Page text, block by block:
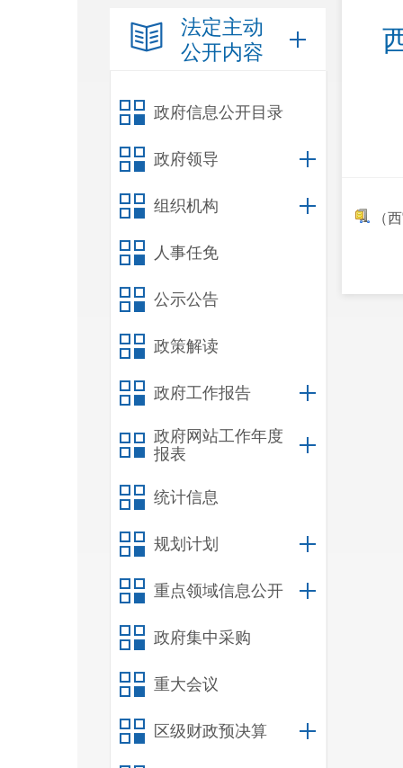
法定主动
公开内容
政府信息公开目录
政府领导
组织机构
人事任免
公示公告
政策解读
政府工作报告
政府网站工作年度
报表
统计信息
规划计划
重点领域信息公开
政府集中采购
重大会议
区级财政预决算
（